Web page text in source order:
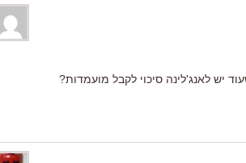
יש לאנג'לינה סיכוי לקבל מועמדות?